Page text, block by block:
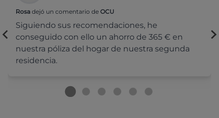
Rosa dejó un comentario de OCU
Siguiendo sus recomendaciones, he
conseguido con ello un ahorro de 365 € en
nuestra póliza del hogar de nuestra segunda
residencia.